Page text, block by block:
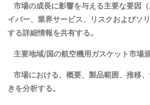
市場の成長に影響を与える主要な要因
イバー、業界サービス、リスクおよびソ
する詳細情報を共有する。
主要地域/国の航空機用ガスケット市場
市場における、概要、製品範囲、推移
きを分析する。